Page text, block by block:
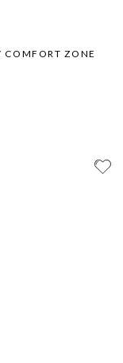
COMFORT ZONE